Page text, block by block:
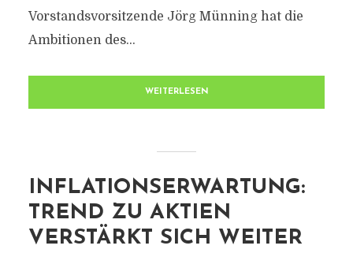
Vorstandsvorsitzende Jörg Münning hat die
Ambitionen des...
WEITERLESEN
INFLATIONSERWARTUNG:
TREND ZU AKTIEN
VERSTÄRKT SICH WEITER